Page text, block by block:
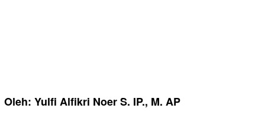
Oleh: Yulfi Alfikri Noer S. IP., M. AP